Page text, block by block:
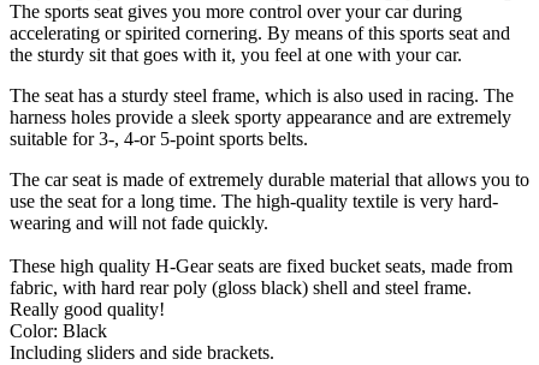
The sports seat gives you more control over your car during
accelerating or spirited cornering. By means of this sports seat and
the sturdy sit that goes with it, you feel at one with your car.
The seat has a sturdy steel frame, which is also used in racing. The
harness holes provide a sleek sporty appearance and are extremely
suitable for 3-, 4-or 5-point sports belts.
The car seat is made of extremely durable material that allows you to
use the seat for a long time. The high-quality textile is very hard-
wearing and will not fade quickly.
These high quality H-Gear seats are fixed bucket seats, made from
fabric, with hard rear poly (gloss black) shell and steel frame.
Really good quality!
Color: Black
Including sliders and side brackets.